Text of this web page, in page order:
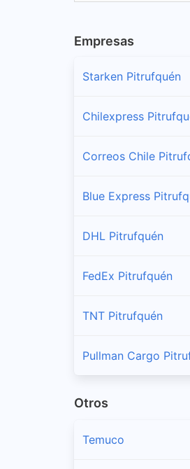
Empresas
Starken Pitrufquén
Chilexpress
Correos Chile
Blue Express
DHL Pitrufquén
FedEx Pitrufquén
TNT Pitrufquén
Pullman Cargo
Otros
Temuco